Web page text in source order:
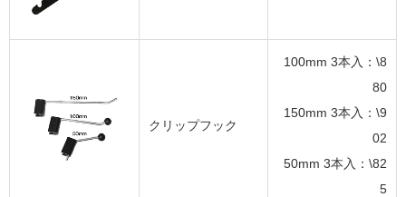
クリップフック
100mm 3本入：\8
80
150mm 3本入：\9
02
50mm 3本入：\82
5